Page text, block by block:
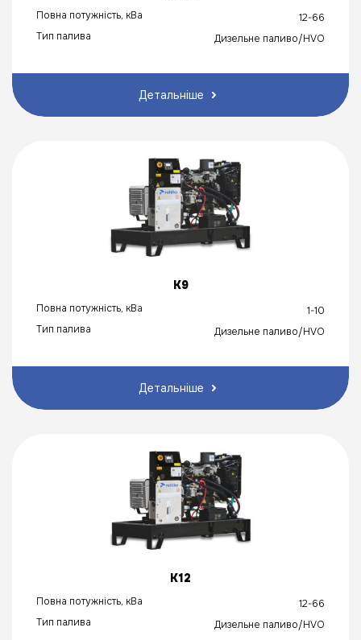
Повна потужність, кВа
12-66
Тип палива
Дизельне паливо/HVO
Детальніше
K9
Повна потужність, кВа
1-10
Тип палива
Дизельне паливо/HVO
Детальніше
K12
Повна потужність, кВа
12-66
Тип палива
Дизельне паливо/HVO